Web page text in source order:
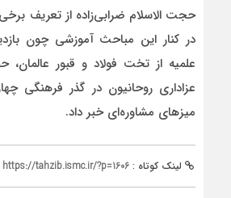
حجت الاسلام ضرابی‌زاده از تعریف
در کنار این مباحث آموزشی چون
علمیه از تخت فولاد و قبور
عزاداری روحانیون در گذر فرهنگی
میزهای مشاوره‌ای خبر داد.
لینک کوتاه : https://tahzib.ismc.ir/?p=1606